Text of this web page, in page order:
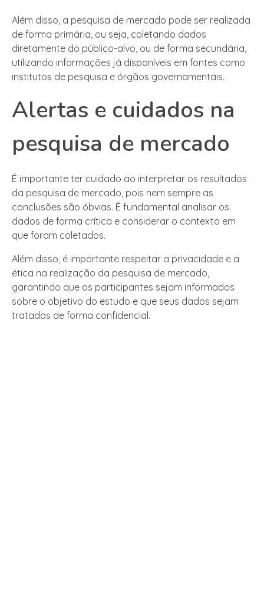
Além disso, a pesquisa de mercado pode ser realizada
de forma primária, ou seja, coletando dados
diretamente do público-alvo, ou de forma secundária,
utilizando informações já disponíveis em fontes como
institutos de pesquisa e órgãos governamentais.
Alertas e cuidados na
pesquisa de mercado
É importante ter cuidado ao interpretar os resultados
da pesquisa de mercado, pois nem sempre as
conclusões são óbvias. É fundamental analisar os
dados de forma crítica e considerar o contexto em
que foram coletados.
Além disso, é importante respeitar a privacidade e a
ética na realização da pesquisa de mercado,
garantindo que os participantes sejam informados
sobre o objetivo do estudo e que seus dados sejam
tratados de forma confidencial.